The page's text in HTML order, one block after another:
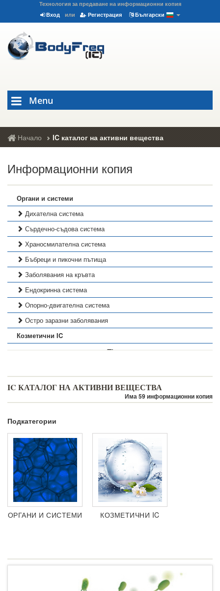
Технология за предаване на информационни копия
Вход
или Регистрация Български
Menu
Начало IC каталог на активни вещества
Информационни копия
Органи и системи
Дихателна система
Сърдечно-съдова система
Храносмилателна система
Бъбреци и пикочни пътища
Заболявания на кръвта
Ендокринна система
Опорно-двигателна система
Остро заразни заболявания
Козметични IC
IC КАТАЛОГ НА АКТИВНИ ВЕЩЕСТВА
Има 59 информационни копия
Подкатегории
ОРГАНИ И СИСТЕМИ КОЗМЕТИЧНИ IC